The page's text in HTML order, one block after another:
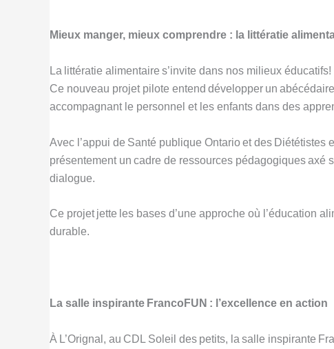
Mieux manger, mieux comprendre : la littératie
La littératie alimentaire s’invite dans nos milieux éducatifs!
Ce nouveau projet pilote entend développer un
accompagnant le personnel et les enfants dans des
Avec l’appui de Santé publique Ontario et des Diététistes
présentement un cadre de ressources pédagogiques axé
dialogue.
Ce projet jette les bases d’une approche où l’éducation
durable.
La salle inspirante FrancoFUN : l’excellence en action
À L’Orignal, au CDL Soleil des petits, la salle inspirante